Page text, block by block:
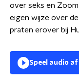
over seks en
eigen wijze over
praten erover bij
Speel audio af